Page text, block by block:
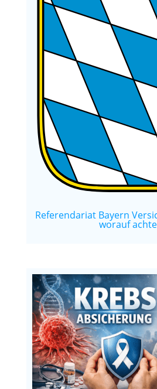
Referendariat Bayern
worauf